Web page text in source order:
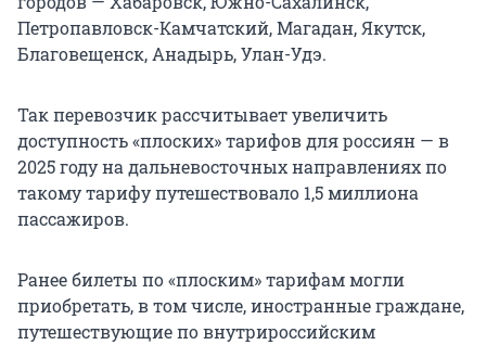
Петропавловск-Камчатский, Магадан, Якутск,
Благовещенск, Анадырь, Улан-Удэ.
Так перевозчик рассчитывает увеличить
доступность «плоских» тарифов для россиян — в
2025 году на дальневосточных направлениях по
такому тарифу путешествовало 1,5 миллиона
пассажиров.
Ранее билеты по «плоским» тарифам могли
приобретать, в том числе, иностранные граждане,
путешествующие по внутрироссийским